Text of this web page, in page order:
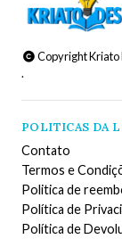
Copyright Kriato
.
POLITICAS DA
Contato
Termos e
Politica de
Política de
Política de